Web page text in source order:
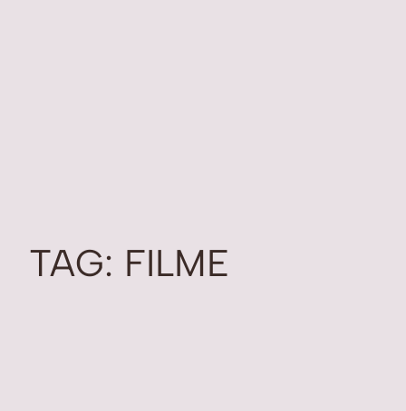
TAG: FILME